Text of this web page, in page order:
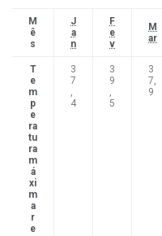
M
ê
s
J
a
n
F
e
v
M
ar
T
e
m
p
e
ra
tu
ra
m
á
xi
m
a
r
e
3
7
,
4
3
9
,
5
3
7,
9